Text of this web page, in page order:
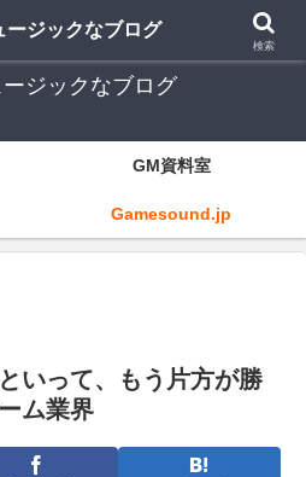
楽とレトロゲー中心
ジックなブログ
GM資料室
Gamesound.jp
いって、もう片方が勝
ム業界
ージックなブログ
検索